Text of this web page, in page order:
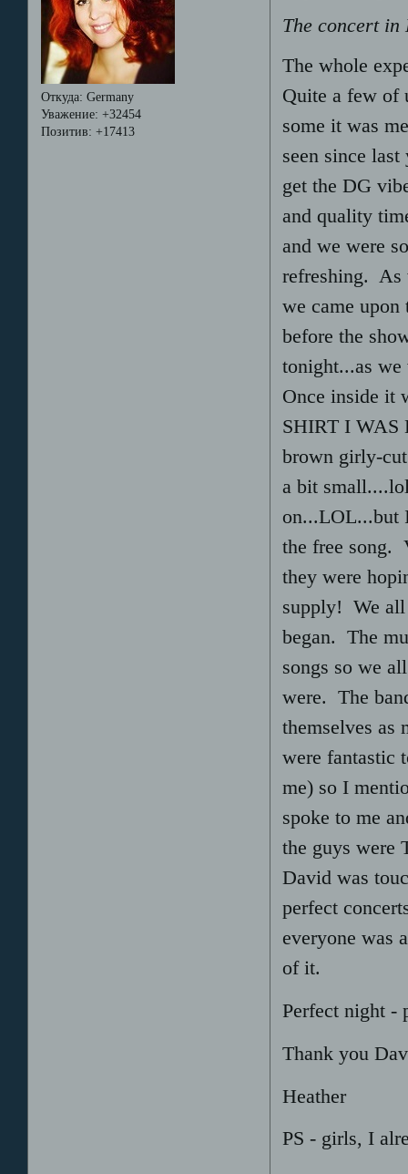
Откуда: Germany
Уважение: +32454
Позитив: +17413
The concert in
The whole
Quite a few of
some it was
seen since
get the DG
and quality
and we were
refreshing. As
we came upon
before the
tonight...as
Once inside it
SHIRT I WAS
brown girly-
a bit
on...LOL...but
the free song.
they were
supply! We all
began. The
songs so we
were. The
themselves as
were fantastic
me) so I
spoke to me
the guys were
David was
perfect
everyone was
of it.
Perfect night -
Thank you
Heather
PS - girls, I